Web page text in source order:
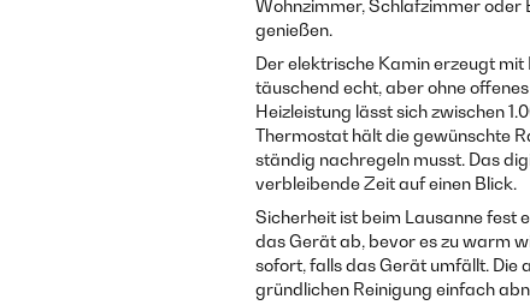
Wohnzimmer, Schlafzimmer oder
genießen.
Der elektrische Kamin erzeugt
täuschend echt, aber ohne
Heizleistung lässt sich zwischen
Thermostat hält die gewünschte
ständig nachregeln musst. Das
verbleibende Zeit auf einen Blick.
Sicherheit ist beim Lausanne fest
das Gerät ab, bevor es zu warm
sofort, falls das Gerät umfällt.
gründlichen Reinigung einfach